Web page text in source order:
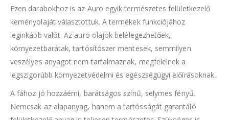
Ezen darabokhoz is az Auro egyik természetes felületkezelő
keményolaját választottuk. A termékek funkciójához
leginkább valót. Az auro olajok belélegezhetőek,
környezetbarátak, tartósítószer mentesek, semmilyen
veszélyes anyagot nem tartalmaznak, megfelelnek a
legszigorúbb környezetvédelmi és egészségügyi előírásoknak.
A fához jó hozzáérni, barátságos színű, selymes fényű.
Nemcsak az alapanyag, hanem a tartósságát garantáló